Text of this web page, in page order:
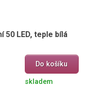
50 LED, teple bílá
Do košíku
skladem